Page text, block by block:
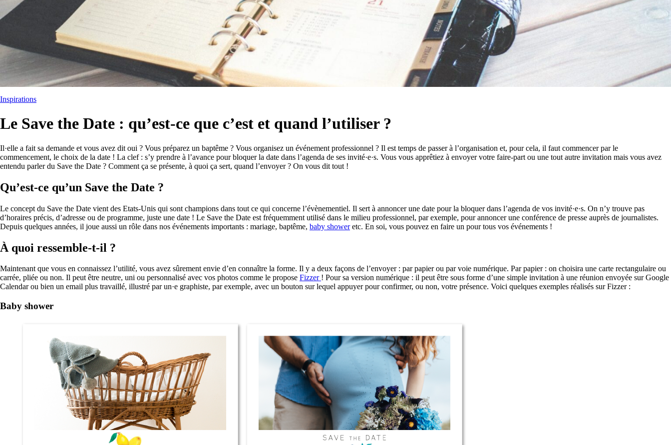
Inspirations
Le Save the Date : qu’est-ce que c’est et quand l’utiliser ?
Il·elle a fait sa demande et vous avez dit oui ? Vous préparez un baptême ? Vous organisez un événement professionnel ? Il est temps de passer à l’organisation et, pour cela, il faut commencer par le
commencement, le choix de la date ! La clef : s’y prendre à l’avance pour bloquer la date dans l’agenda de ses invité·e·s. Vous vous apprêtiez à envoyer votre faire-part ou une tout autre invitation mais vous avez
entendu parler du Save the Date ? Comment ça se présente, à quoi ça sert, quand l’envoyer ? On vous dit tout !
Qu’est-ce qu’un Save the Date ?
Le concept du Save the Date vient des Etats-Unis qui sont champions dans tout ce qui concerne l’évènementiel. Il sert à annoncer une date pour la bloquer dans l’agenda de vos invité·e·s. On n’y trouve pas
d’horaires précis, d’adresse ou de programme, juste une date ! Le Save the Date est fréquemment utilisé dans le milieu professionnel, par exemple, pour annoncer une conférence de presse auprès de journalistes.
Depuis quelques années, il joue aussi un rôle dans nos événements importants : mariage, baptême, baby showeretc. En soi, vous pouvez en faire un pour tous vos événements !
À quoi ressemble-t-il ?
Maintenant que vous en connaissez l’utilité, vous avez sûrement envie d’en connaître la forme. Il y a deux façons de l’envoyer : par papier ou par voie numérique. Par papier : on choisira une carte rectangulaire ou
carrée, pliée ou non. Il peut être neutre, uni ou personnalisé avec vos photos comme le propose Fizzer ! Pour sa version numérique : il peut être sous forme d’une simple invitation à une réunion envoyée sur Google
Calendar ou bien un email plus travaillé, illustré par un·e graphiste, par exemple, avec un bouton sur lequel appuyer pour confirmer, ou non, votre présence. Voici quelques exemples réalisés sur Fizzer :
Baby shower